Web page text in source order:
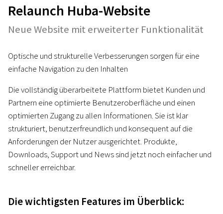
Relaunch Huba-Website
Neue Website mit erweiterter Funktionalität
Optische und strukturelle Verbesserungen sorgen für eine
einfache Navigation zu den Inhalten
Die vollständig überarbeitete Plattform bietet Kunden und
Partnern eine optimierte Benutzeroberfläche und einen
optimierten Zugang zu allen Informationen. Sie ist klar
strukturiert, benutzerfreundlich und konsequent auf die
Anforderungen der Nutzer ausgerichtet. Produkte,
Downloads, Support und News sind jetzt noch einfacher und
schneller erreichbar.
Die wichtigsten Features im Überblick: